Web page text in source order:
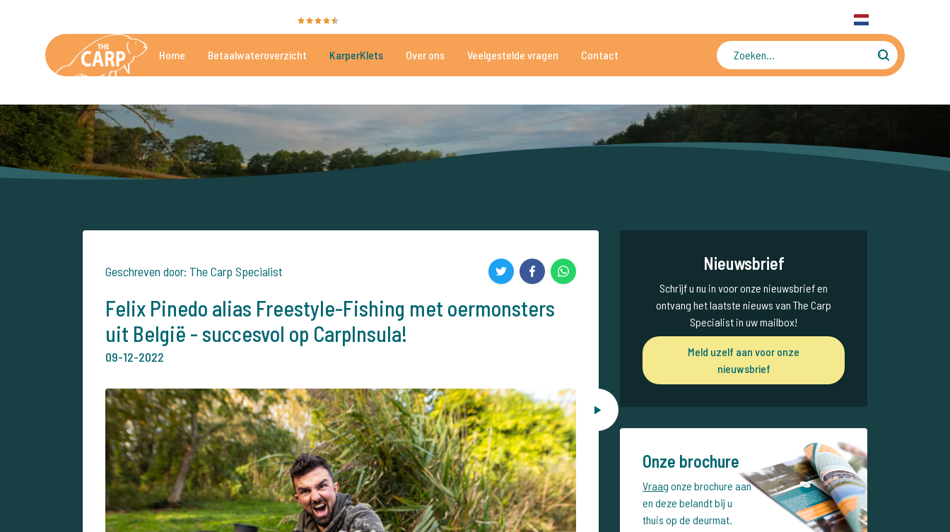
Home Betaalwateroverzicht KarperKlets Over ons Veelgestelde vragen Contact
Geschreven door: The Carp Specialist
Felix Pinedo alias Freestyle-Fishing met oermonsters
uit België - succesvol op CarpInsula!
09-12-2022
Nieuwsbrief
Schrijf u nu in voor onze nieuwsbrief en
ontvang het laatste nieuws van The Carp
Specialist in uw mailbox!
Meld uzelf aan voor onze
nieuwsbrief
Onze brochure
Vraag onze brochure aan
en deze belandt bij u
thuis op de deurmat.